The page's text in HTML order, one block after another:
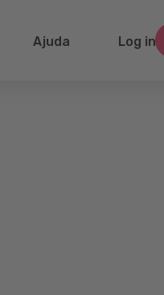
Ajuda Log in